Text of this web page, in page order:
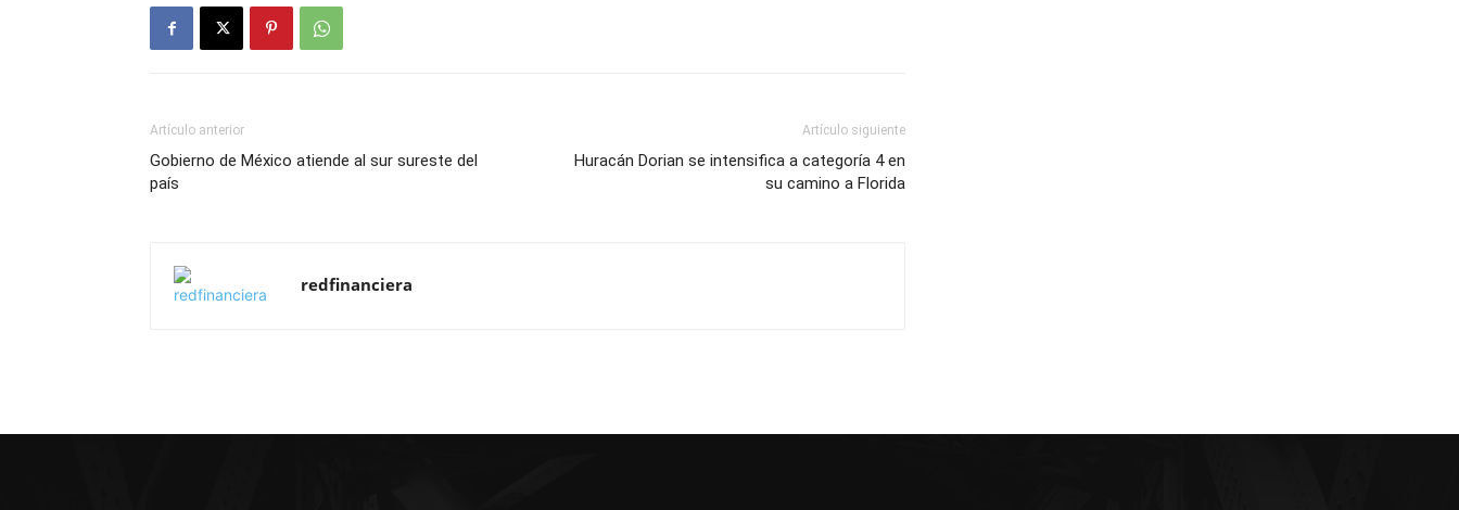
Artículo anterior
Gobierno de México atiende al sur sureste del
país
Artículo siguiente
Huracán Dorian se intensifica a categoría 4 en
su camino a Florida
redfinanciera